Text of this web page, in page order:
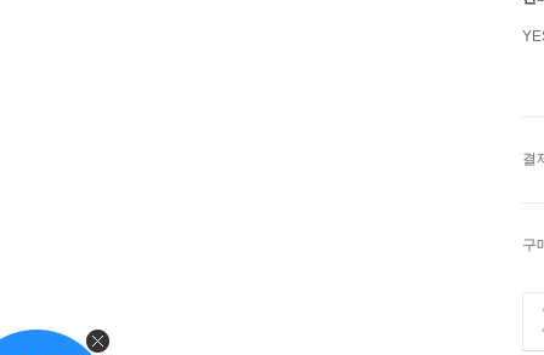
결
구